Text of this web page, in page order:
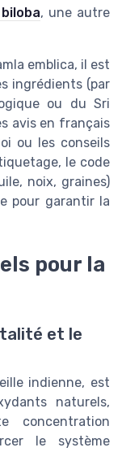
, une autre
emblica, il est
ingrédients (par
ou du Sri
avis en français
ou les conseils
le code
noix, graines)
pour garantir la
pour la
et le
indienne, est
naturels,
concentration
le système